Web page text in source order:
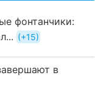
фонтанчики:
+15
в